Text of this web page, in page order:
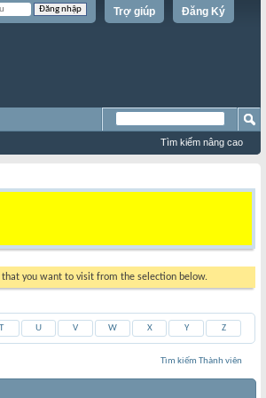
Đăng Ký
Trợ giúp
Tìm kiếm nâng cao
you want to visit from the selection below.
T U V W X Y Z
Tìm kiếm Thành viên